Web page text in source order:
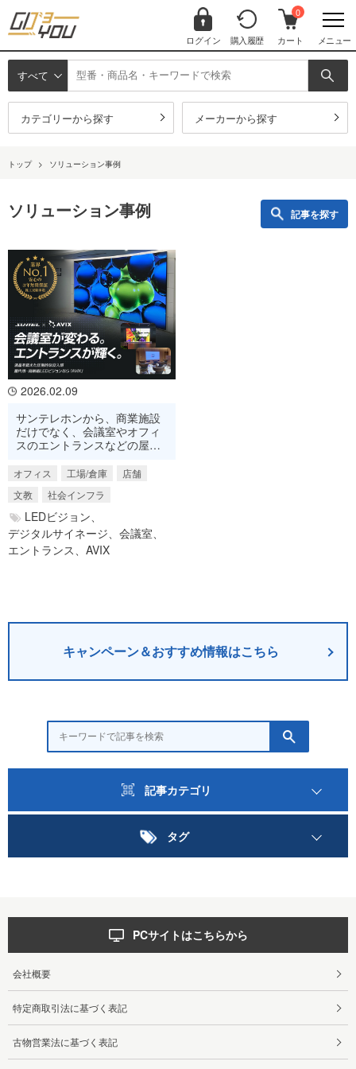
ログイン 購入履歴
0
カート メニュー
すべて
カテゴリーから探す メーカーから探す
トップ > ソリューション事例
ソリューション事例 記事を探す
2026.02.09
サンテレホンから、商業施設
だけでなく、会議室やオフィ
スのエントランスなどの屋内
ンのご紹介です。
オフィス 工場/倉庫
店舗
文教
社会インフラ
LEDビジョン、
デジタルサイネージ、 会議室、
エントランス、 AVIX
キャンペーン＆おすすめ情報はこちら
記事カテゴリ
タグ
PCサイトはこちらから
会社概要
特定商取引法に基づく表記
古物営業法に基づく表記